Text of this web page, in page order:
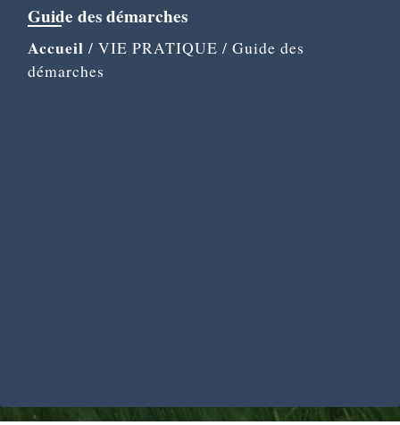
Guide des démarches
Accueil / VIE PRATIQUE / Guide des
démarches